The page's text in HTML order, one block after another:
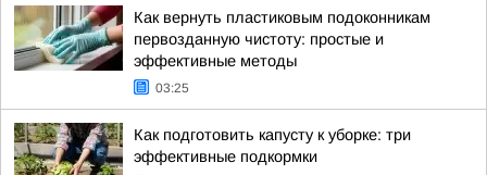
Как вернуть пластиковым подоконникам
первозданную чистоту: простые и
эффективные методы
03:25
Как подготовить капусту к уборке: три
эффективные подкормки